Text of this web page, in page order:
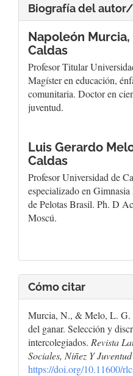
Biografía del
Napoleón Murcia,
Caldas
Profesor Titular
Magíster en educación,
comunitaria. Doctor en
juventud.
Luis Gerardo
Caldas
Profesor Universidad de
especializado en
de Pelotas Brasil. Ph. D
Moscú.
Cómo citar
Murcia, N., & Melo, L. G.
del ganar. Selección y
intercolegiados. Revista
Sociales, Niñez Y Juventud
https://doi.org/10.11600/